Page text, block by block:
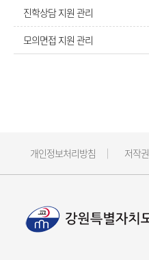
진학상담 지원 관리
모의면접 지원 관리
개인정보처리방침 저작